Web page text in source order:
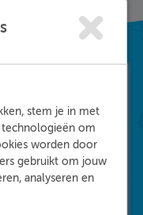
dat is pas
stem je in met
technologieën om
worden door
gebruikt om jouw
analyseren en